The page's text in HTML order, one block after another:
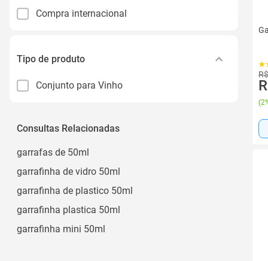
Compra internacional
Tipo de produto
Conjunto para Vinho
Consultas Relacionadas
garrafas de 50ml
garrafinha de vidro 50ml
garrafinha de plastico 50ml
garrafinha plastica 50ml
garrafinha mini 50ml
(